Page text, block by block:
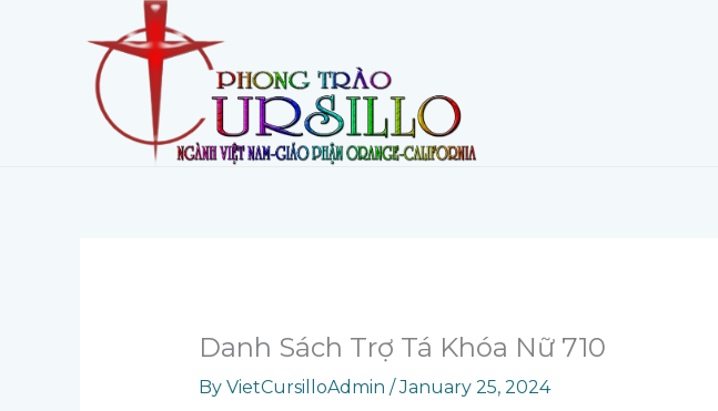
Danh Sách Trợ Tá Khóa Nữ 710
By VietCursilloAdmin /January 25, 2024